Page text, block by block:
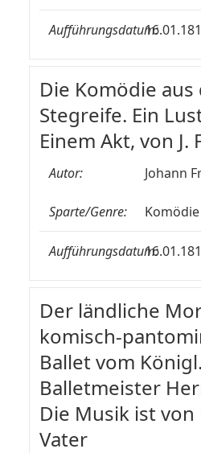
Aufführungsdatum:
Die Komödie aus
Stegreife. Ein
Einem Akt, von J.
Autor: Johann
Sparte/Genre: Komödie
Aufführungsdatum:
Der ländliche
komisch-
Ballet vom Königl.
Balletmeister
Die Musik ist von
Vater